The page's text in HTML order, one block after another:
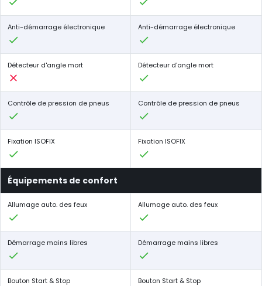
Anti-démarrage électronique Anti-démarrage électronique
Détecteur d'angle mort Détecteur d'angle mort
Contrôle de pression de pneus Contrôle de pression de pneus
Fixation ISOFIX Fixation ISOFIX
Équipements de confort
Allumage auto. des feux Allumage auto. des feux
Démarrage mains libres Démarrage mains libres
Bouton Start & Stop Bouton Start & Stop